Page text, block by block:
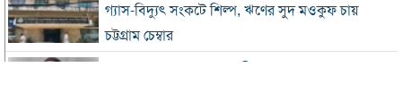
গ্যাস-বিদ্যুৎ সংকটে শিল্প, ঋণের সুদ মওকুফ চায়
চট্টগ্রাম চেম্বার